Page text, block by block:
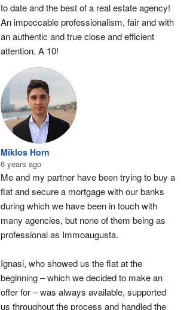
to date and the best of a real estate agency!
An impeccable professionalism, fair and with
an authentic and true close and efficient
attention. A 10!
Miklos Horn
6 years ago
Me and my partner have been trying to buy a
flat and secure a mortgage with our banks
during which we have been in touch with
many agencies, but none of them being as
professional as Immoaugusta.
Ignasi, who showed us the flat at the
beginning – which we decided to make an
offer for – was always available, supported
us throughout the process and handled the